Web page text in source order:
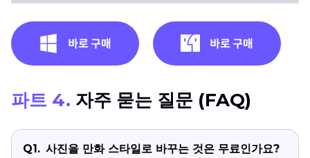
파트 4. 자주 묻는 질문 (FAQ)
Q1. 사진을 만화 스타일로 바꾸는 것은 무료인가요?